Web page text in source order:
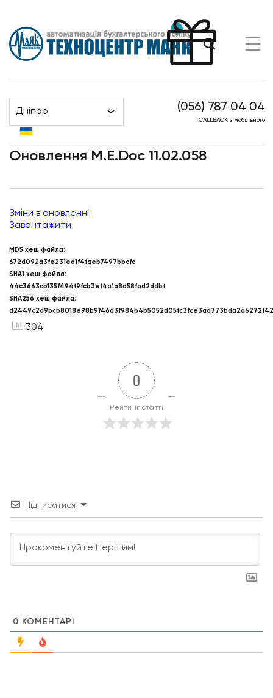
Дніпро (056) 787 04 04
CALLBACK з мобільного
Головна Новини Оновлення M.E.Doc 11.02.058
Оновлення M.E.Doc 11.02.058
Зміни в оновленні
Завантажити
MD5 хеш файла:
672d092a3fe231ed1f4faeb7497bbcfc
SHA1 хеш файла:
44c3663cb135f494f9fcb3ef4a1a8d58fad2ddbf
SHA256 хеш файла:
d2449c2d9bcb8018e98b9f46d3f984b4b5052d05fc3fce3ad773bda2a6272f42
304
0
Рейтинг статті
Підписатися
0 КОМЕНТАРІ